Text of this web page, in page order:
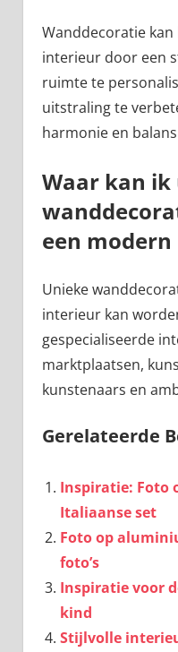
Wanddecoratie
interieur door een
ruimte te
uitstraling te
harmonie en
Waar kan ik
een
Unieke
interieur kan
gespecialiseerde
marktplaatsen,
kunstenaars en
Gerelateerde
Inspiratie: Foto
Italiaanse set
Foto op
foto’s
Inspiratie voor
kind
Stijlvolle